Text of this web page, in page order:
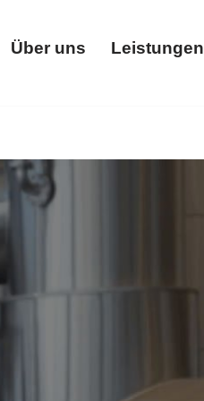
Über uns Leistungen